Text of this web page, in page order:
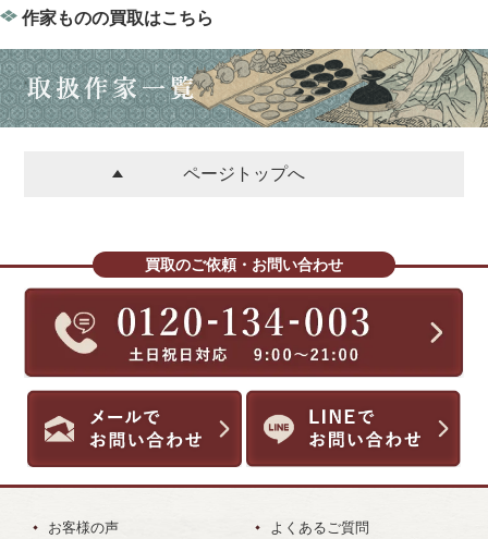
作家ものの買取はこちら
ページトップへ
買取のご依頼・お問い合わせ
お客様の声 よくあるご質問